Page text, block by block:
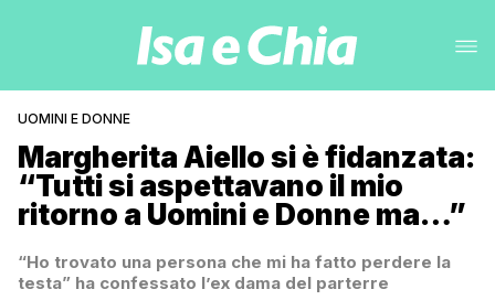
UOMINI E DONNE
Margherita Aiello si è fidanzata:
“Tutti si aspettavano il mio
ritorno a Uomini e Donne ma…”
“Ho trovato una persona che mi ha fatto perdere la
testa” ha confessato l’ex dama del parterre